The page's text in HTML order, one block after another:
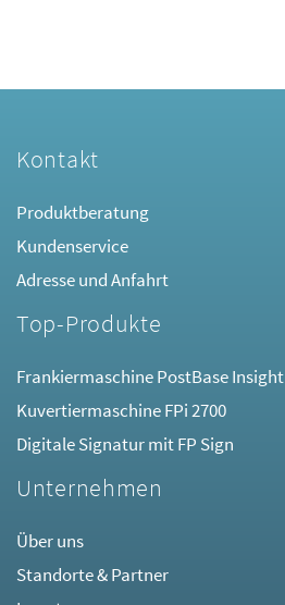
Kontakt
Produktberatung
Kundenservice
Adresse und Anfahrt
Top-Produkte
Frankiermaschine PostBase Insight
Kuvertiermaschine FPi 2700
Digitale Signatur mit FP Sign
Unternehmen
Über uns
Standorte & Partner